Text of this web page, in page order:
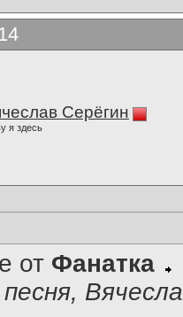
Серёгин
я здесь
от Фанатка